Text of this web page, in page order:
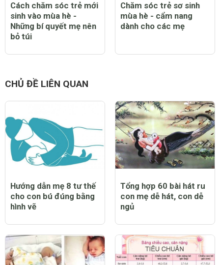
Cách chăm sóc trẻ mới
sinh vào mùa hè -
Những bí quyết mẹ nên
bỏ túi
Chăm sóc trẻ sơ sinh
mùa hè - cẩm nang
dành cho các mẹ
CHỦ ĐỀ LIÊN QUAN
Hướng dẫn mẹ 8 tư thế
cho con bú đúng bằng
hình vẽ
Tổng hợp 60 bài hát ru
con mẹ dễ hát, con dễ
ngủ